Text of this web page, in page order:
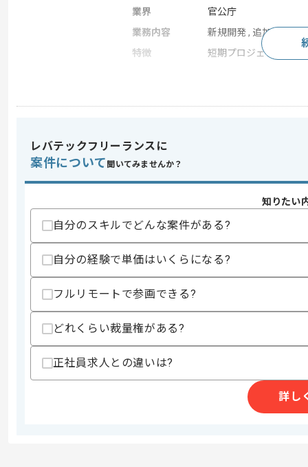
業界
官公庁
業務内容
新規開発 , 追加開発
特徴
短期プロジェクト
求めるスキル
・JavaScriptを用いた開発経験
精算・お支払い
精算条件
支払いサイト
その他募集要項
2021/04/01
レバテックフリーランスに
案件について 聞いてみませんか？
知りたい
自分のスキルでどんな案件がある?
自分の経験で単価はいくらになる?
フルリモートで参画できる?
どれくらい裁量権がある?
正社員求人との違いは?
詳し